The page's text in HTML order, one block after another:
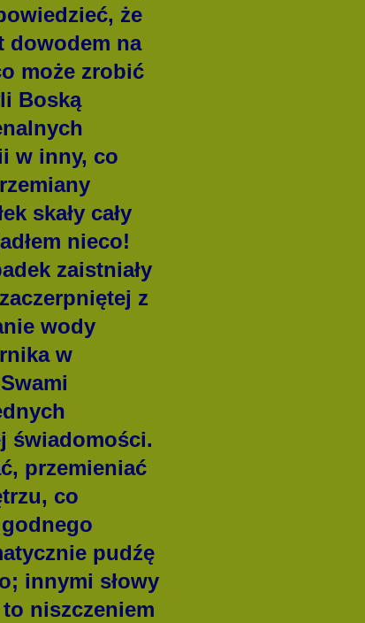
że
dowodem na
może zrobić
Boską
w inny, co
skały cały
nieco!
zaistniały
z
wody
w
świadomości.
przemieniać
co
pudźę
innymi słowy
niszczeniem